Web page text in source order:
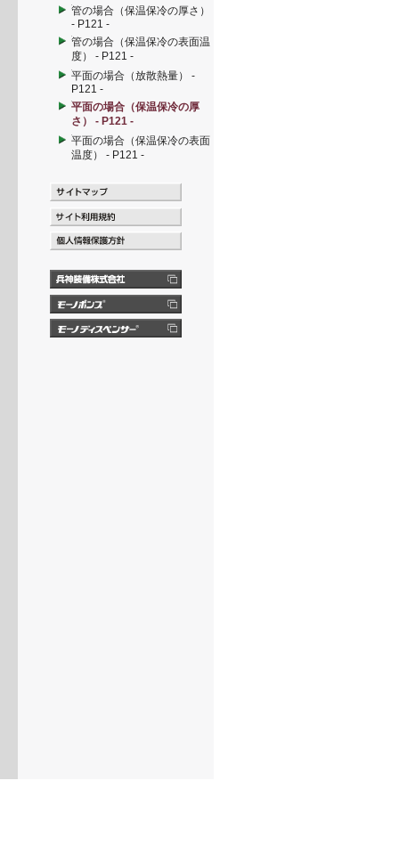
管の場合（保温保冷の厚さ）
- P121 -
管の場合（保温保冷の表面温
度） - P121 -
平面の場合（放散熱量） -
P121 -
平面の場合（保温保冷の厚
さ） - P121 -
平面の場合（保温保冷の表面
温度） - P121 -